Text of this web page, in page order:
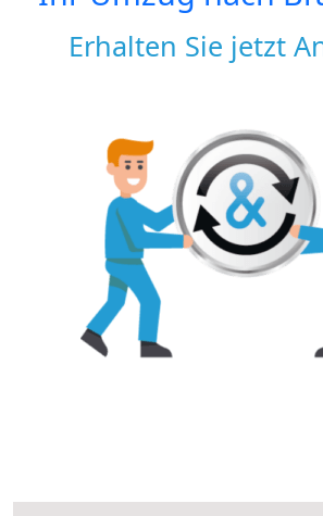
Erhalten Sie jetzt